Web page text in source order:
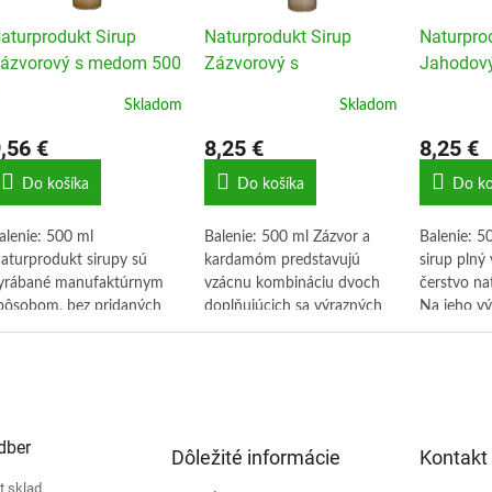
Sirup
s medom 500
Skladom
€
Do košíka
500 ml
sirupy sú
manufaktúrnym
bez pridaných
konzervantov či
Naturprodukt Sirup
Zázvorový s
Skladom
8,25 €
Do košíka
Balenie: 500 ml Zázvor a
kardamóm predstavujú
vzácnu kombináciu dvoch
doplňujúcich sa výrazných
chutí, ktoré konzumenti
orientom.
8,25 €
Do
Balenie:
sirup plný
čerstvo
Na jeho
šťavnaté a
sklad
Dôležité informácie Kontakt